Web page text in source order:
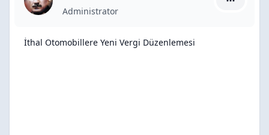
Administrator
İthal Otomobillere Yeni Vergi Düzenlemesi